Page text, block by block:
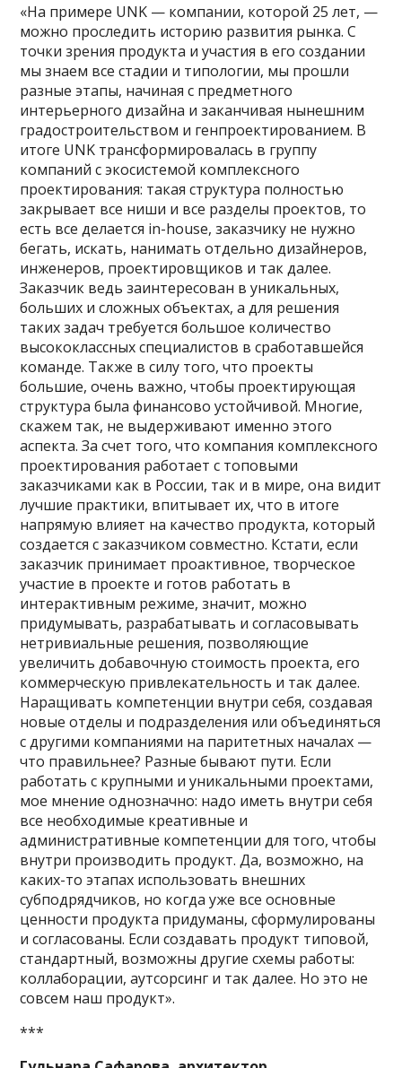
«На примере UNK — компании, которой 25 лет, —
можно проследить историю развития рынка. С
точки зрения продукта и участия в его создании
мы знаем все стадии и типологии, мы прошли
разные этапы, начиная с предметного
интерьерного дизайна и заканчивая нынешним
градостроительством и генпроектированием. В
итоге UNK трансформировалась в группу
компаний с экосистемой комплексного
проектирования: такая структура полностью
закрывает все ниши и все разделы проектов, то
есть все делается in-house, заказчику не нужно
бегать, искать, нанимать отдельно дизайнеров,
инженеров, проектировщиков и так далее.
Заказчик ведь заинтересован в уникальных,
больших и сложных объектах, а для решения
таких задач требуется большое количество
высококлассных специалистов в сработавшейся
команде. Также в силу того, что проекты
большие, очень важно, чтобы проектирующая
структура была финансово устойчивой. Многие,
скажем так, не выдерживают именно этого
аспекта. За счет того, что компания комплексного
проектирования работает с топовыми
заказчиками как в России, так и в мире, она видит
лучшие практики, впитывает их, что в итоге
напрямую влияет на качество продукта, который
создается с заказчиком совместно. Кстати, если
заказчик принимает проактивное, творческое
участие в проекте и готов работать в
интерактивным режиме, значит, можно
придумывать, разрабатывать и согласовывать
нетривиальные решения, позволяющие
увеличить добавочную стоимость проекта, его
коммерческую привлекательность и так далее.
Наращивать компетенции внутри себя, создавая
новые отделы и подразделения или объединяться
с другими компаниями на паритетных началах —
что правильнее? Разные бывают пути. Если
работать с крупными и уникальными проектами,
мое мнение однозначно: надо иметь внутри себя
все необходимые креативные и
административные компетенции для того, чтобы
внутри производить продукт. Да, возможно, на
каких-то этапах использовать внешних
субподрядчиков, но когда уже все основные
ценности продукта придуманы, сформулированы
и согласованы. Если создавать продукт типовой,
стандартный, возможны другие схемы работы:
коллаборации, аутсорсинг и так далее. Но это не
совсем наш продукт».
***